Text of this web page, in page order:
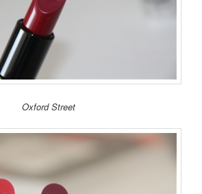
Oxford Street